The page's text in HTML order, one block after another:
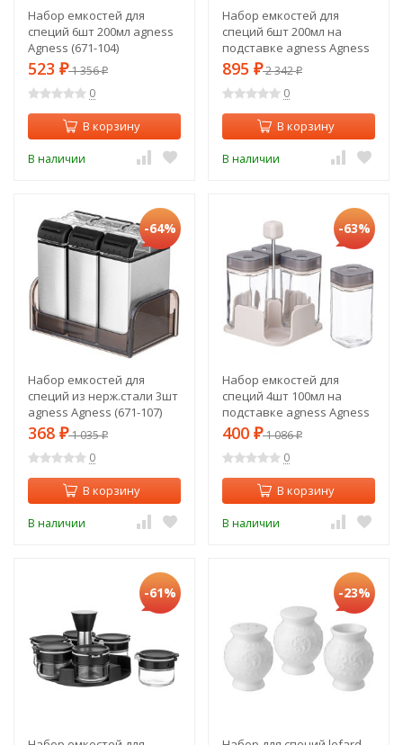
Набор емкостей для
специй 6шт 200мл agness
Agness (671-104)
523 ₽1 356₽
0
В корзину
В наличии
Набор емкостей для
специй 6шт 200мл на
подставке agness Agness
(671-102)
895 ₽2 342₽
0
В корзину
В наличии
-64%
Набор емкостей для
специй из нерж.стали 3шт
agness Agness (671-107)
368 ₽1 035₽
0
В корзину
В наличии
-63%
Набор емкостей для
специй 4шт 100мл на
подставке agness Agness
(671-106)
400 ₽1 086₽
0
В корзину
В наличии
-61% -23%